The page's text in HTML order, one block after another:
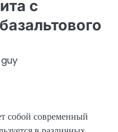
с
собой современный